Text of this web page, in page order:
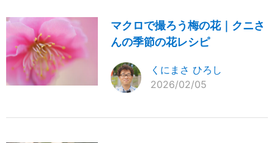
マクロで撮ろう梅の花｜クニさ
んの季節の花レシピ
くにまさ ひろし
2026/02/05